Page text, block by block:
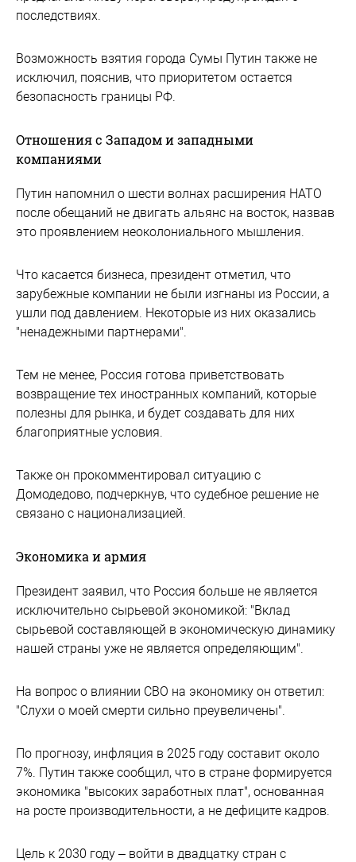
последствиях.
Возможность взятия города Сумы Путин также не
исключил, пояснив, что приоритетом остается
безопасность границы РФ.
Отношения с Западом и западными
компаниями
Путин напомнил о шести волнах расширения НАТО
после обещаний не двигать альянс на восток, назвав
это проявлением неоколониального мышления.
Что касается бизнеса, президент отметил, что
зарубежные компании не были изгнаны из России, а
ушли под давлением. Некоторые из них оказались
"ненадежными партнерами".
Тем не менее, Россия готова приветствовать
возвращение тех иностранных компаний, которые
полезны для рынка, и будет создавать для них
благоприятные условия.
Также он прокомментировал ситуацию с
Домодедово, подчеркнув, что судебное решение не
связано с национализацией.
Экономика и армия
Президент заявил, что Россия больше не является
исключительно сырьевой экономикой: "Вклад
сырьевой составляющей в экономическую динамику
нашей страны уже не является определяющим".
На вопрос о влиянии СВО на экономику он ответил:
"Слухи о моей смерти сильно преувеличены".
По прогнозу, инфляция в 2025 году составит около
7%. Путин также сообщил, что в стране формируется
экономика "высоких заработных плат", основанная
на росте производительности, а не дефиците кадров.
Цель к 2030 году – войти в двадцатку стран с